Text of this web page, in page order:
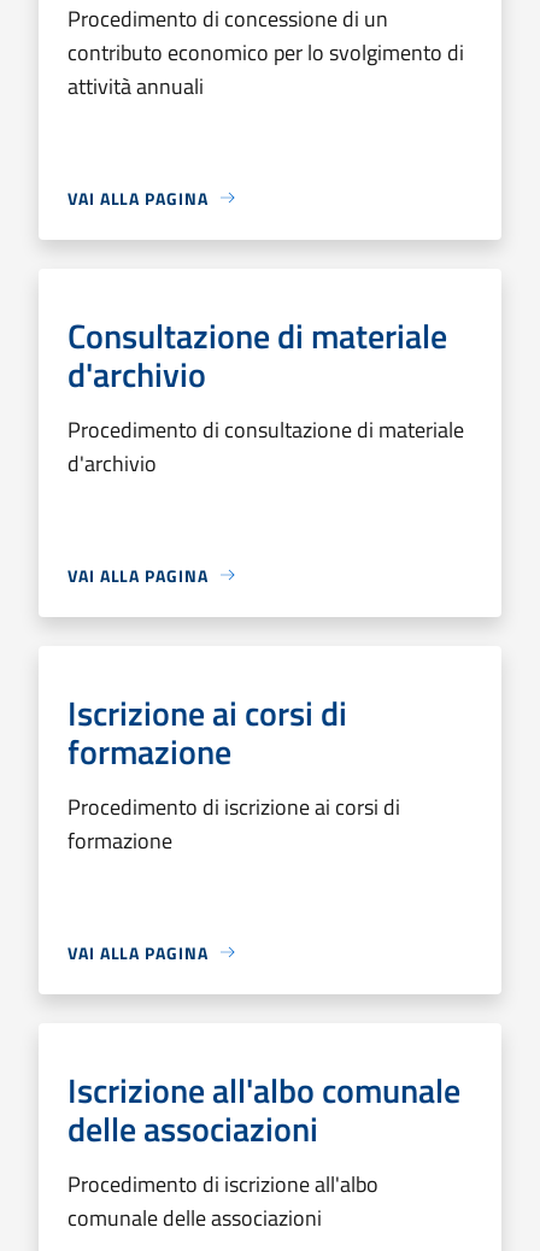
Procedimento di concessione di un
contributo economico per lo svolgimento di
attività annuali
VAI ALLA PAGINA
Consultazione di materiale
d'archivio
Procedimento di consultazione di materiale
d'archivio
VAI ALLA PAGINA
Iscrizione ai corsi di
formazione
Procedimento di iscrizione ai corsi di
formazione
VAI ALLA PAGINA
Iscrizione all'albo comunale
delle associazioni
Procedimento di iscrizione all'albo
comunale delle associazioni